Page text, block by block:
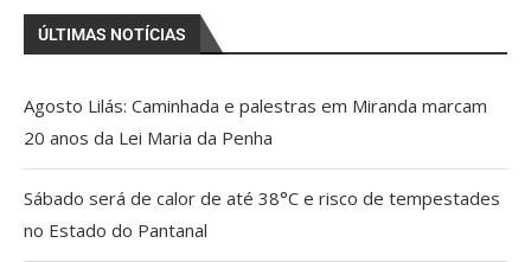
ÚLTIMAS NOTÍCIAS
Agosto Lilás: Caminhada e palestras em Miranda marcam
20 anos da Lei Maria da Penha
Sábado será de calor de até 38°C e risco de tempestades
no Estado do Pantanal